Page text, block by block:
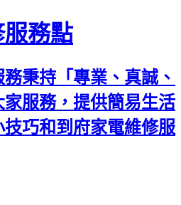
務點
秉持「專業、真誠、
服務，提供簡易生活
巧和到府家電維修服